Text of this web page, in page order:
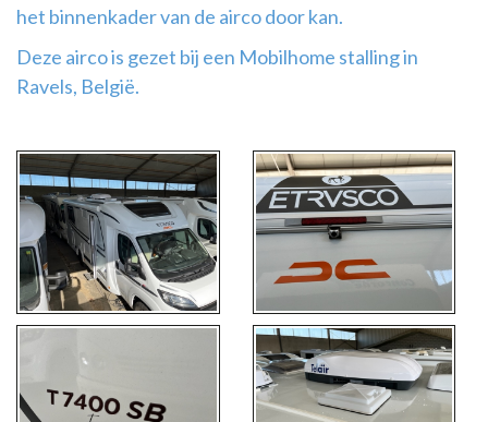
het binnenkader van de airco door kan.
Deze airco is gezet bij een Mobilhome stalling in
Ravels, België.